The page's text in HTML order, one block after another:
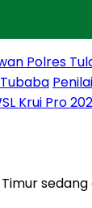
Polres
Krui Pro